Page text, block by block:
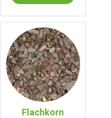
Flachkorn